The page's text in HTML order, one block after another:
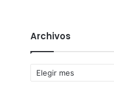
Archivos
Archivos